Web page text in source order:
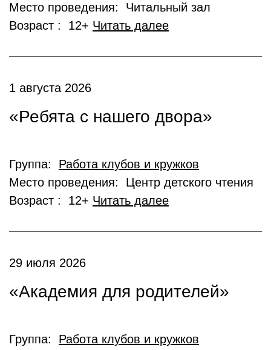
Место проведения: Читальный зал
Возраст : 12+ Читать далее
1 августа 2026
«Ребята с нашего двора»
Группа: Работа клубов и кружков
Место проведения: Центр детского чтения
Возраст : 12+ Читать далее
29 июля 2026
«Академия для родителей»
Группа: Работа клубов и кружков